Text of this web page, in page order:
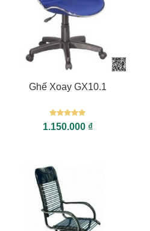
Ghế Xoay GX10.1
Được xếp
hạng55
1.150.000 ₫